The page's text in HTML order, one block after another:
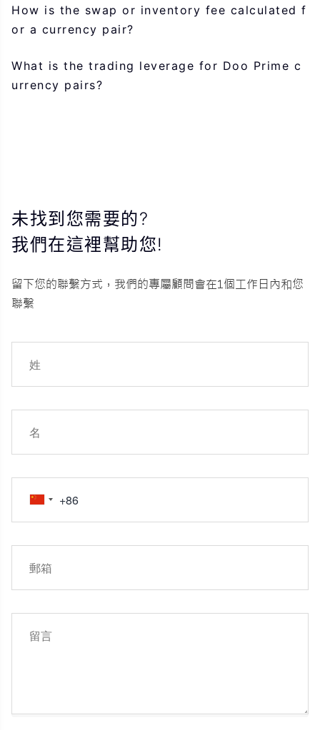
How is the swap or inventory fee calculated f
or a currency pair?
What is the trading leverage for Doo Prime c
urrency pairs?
未找到您需要的?
我們在這裡幫助您!
留下您的聯繫方式，我們的專屬顧問會在1個工作日內和您
聯繫